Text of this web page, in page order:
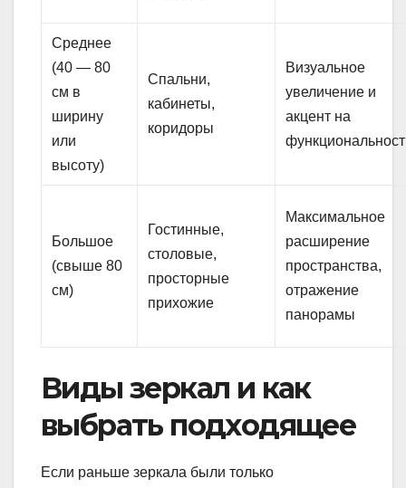
Среднее
(40 — 80
см в
ширину
или
высоту)
Спальни,
кабинеты,
коридоры
Визуальное
увеличение и
акцент на
Большое
(свыше 80
см)
Гостинные,
столовые,
просторные
прихожие
Максимальное
расширение
пространства,
отражение
панорамы
Виды зеркал и как
выбрать подходящее
Если раньше зеркала были только